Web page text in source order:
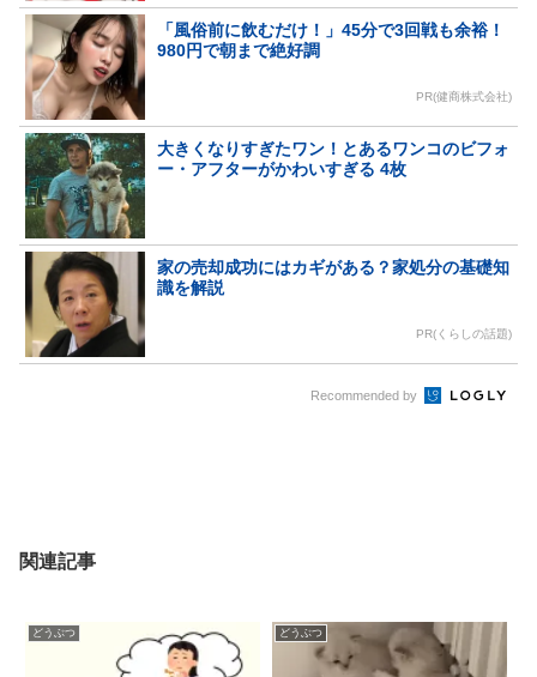
「風俗前に飲むだけ！」45分で3回戦も余裕！
980円で朝まで絶好調
PR(健商株式会社)
大きくなりすぎたワン！とあるワンコのビフォ
ー・アフターがかわいすぎる 4枚
家の売却成功にはカギがある？家処分の基礎知
識を解説
PR(くらしの話題)
Recommended by
関連記事
どうぶつ どうぶつ